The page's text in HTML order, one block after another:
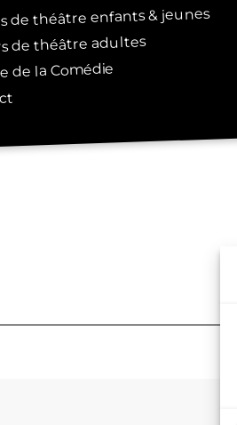
de théâtre enfants & jeunes
de théâtre adultes
de la Comédie